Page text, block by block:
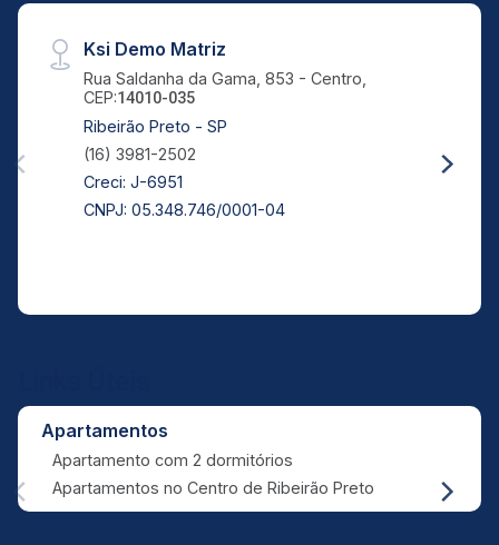
Ksi Demo Matriz
Rua Saldanha da Gama, 853 - Centro,
CEP:14010-035
Ribeirão Preto - SP
(16) 3981-2502
Creci: J-6951
CNPJ: 05.348.746/0001-04
Apartamentos
Apartamento com 2 dormitórios
Apartamentos no Centro de Ribeirão Preto